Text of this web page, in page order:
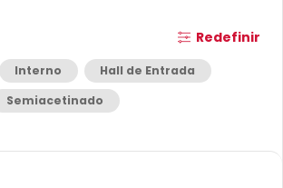
Redefinir
Interno
Hall de Entrada
Semiacetinado